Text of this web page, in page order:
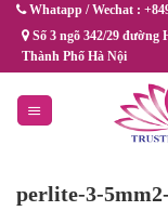
ChuyểnWhatapp / Wechat :
Số 3 ngõ 342/29
Thành Phố Hà Nội
perlite-3-